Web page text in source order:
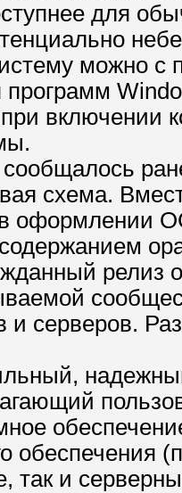
для
можно
программ
включении
схема.
оформлении
релиз
и серверов.
обеспечения
так и